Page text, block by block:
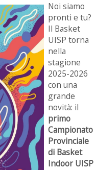
Noi siamo
pronti e tu?
Il Basket
UISP torna
nella
stagione
2025-2026
con una
grande
novità: il
primo
Campionato
Provinciale
di Basket
Indoor UISP